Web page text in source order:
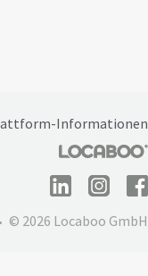
Informationen
© 2026 Locaboo GmbH